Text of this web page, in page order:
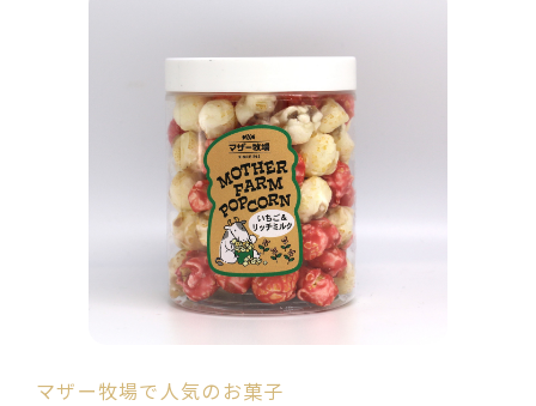
マザー牧場で人気のお菓子